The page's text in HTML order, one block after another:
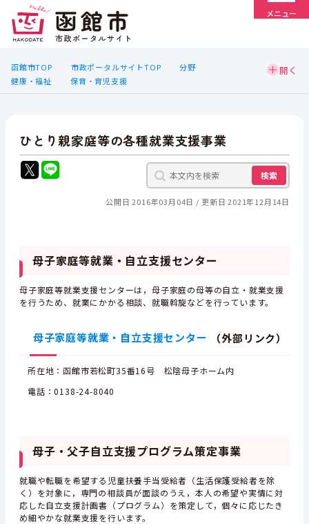
メニュー
函館市TOP 市政ポータルサイトTOP
分野
健康・福祉
保育・育児支援
ひとり親家庭等の各種就業支援事業
検索
公開日 2016年03月04日 更新日 2021年12月14日
母子家庭等就業・自立支援センター
母子家庭等就業支援センターは，母子家庭の母等の自立・就業支援
を行うため、就業にかかる相談、就職斡旋などを行っています。
母子家庭等就業・自立支援センター （外部リンク）
所在地：函館市若松町35番16号 松陰母子ホーム内
電話：0138-24-8040
母子・父子自立支援プログラム策定事業
就職や転職を希望する児童扶養手当受給者（生活保護受給者を除
く）を対象に，専門の相談員が面談のうえ，本人の希望や実情に対
応した自立支援計画書（プログラム）を策定して，個々に応じたき
め細やかな就業支援を行います。